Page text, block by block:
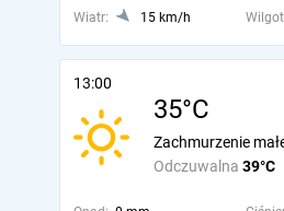
Wiatr:
15 km/h
13:00
35°C
Odczuwalna 39°C
Zachmurzenie